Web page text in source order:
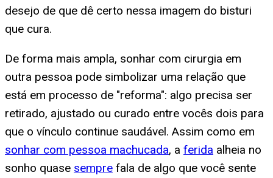
desejo de que dê certo nessa imagem do bisturi
que cura.
De forma mais ampla, sonhar com cirurgia em
outra pessoa pode simbolizar uma relação que
está em processo de "reforma": algo precisa ser
retirado, ajustado ou curado entre vocês dois para
que o vínculo continue saudável. Assim como em
sonhar com pessoa machucada, a ferida alheia no
sonho quase sempre fala de algo que você sente